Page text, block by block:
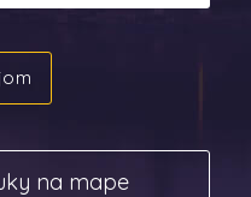
na mape